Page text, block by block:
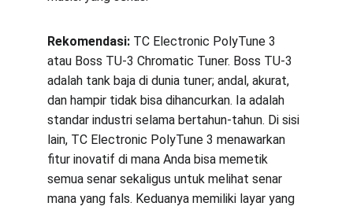
Rekomendasi: TC Electronic PolyTune 3
atau Boss TU-3 Chromatic Tuner. Boss TU-3
adalah tank baja di dunia tuner; andal, akurat,
dan hampir tidak bisa dihancurkan. Ia adalah
standar industri selama bertahun-tahun. Di sisi
lain, TC Electronic PolyTune 3 menawarkan
fitur inovatif di mana Anda bisa memetik
semua senar sekaligus untuk melihat senar
mana yang fals. Keduanya memiliki layar yang